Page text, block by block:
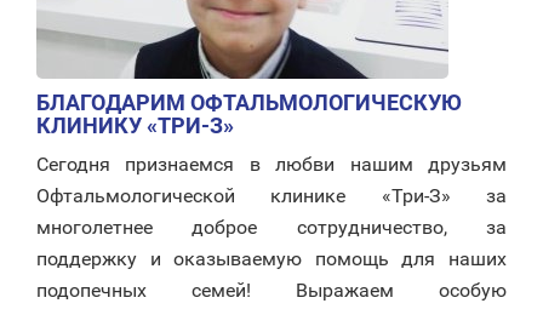
БЛАГОДАРИМ ОФТАЛЬМОЛОГИЧЕСКУЮ
КЛИНИКУ «ТРИ-З»
Сегодня признаемся в любви нашим друзьям
Офтальмологической клинике «Три-З» за
многолетнее доброе сотрудничество, за
поддержку и оказываемую помощь для наших
подопечных семей! Выражаем особую